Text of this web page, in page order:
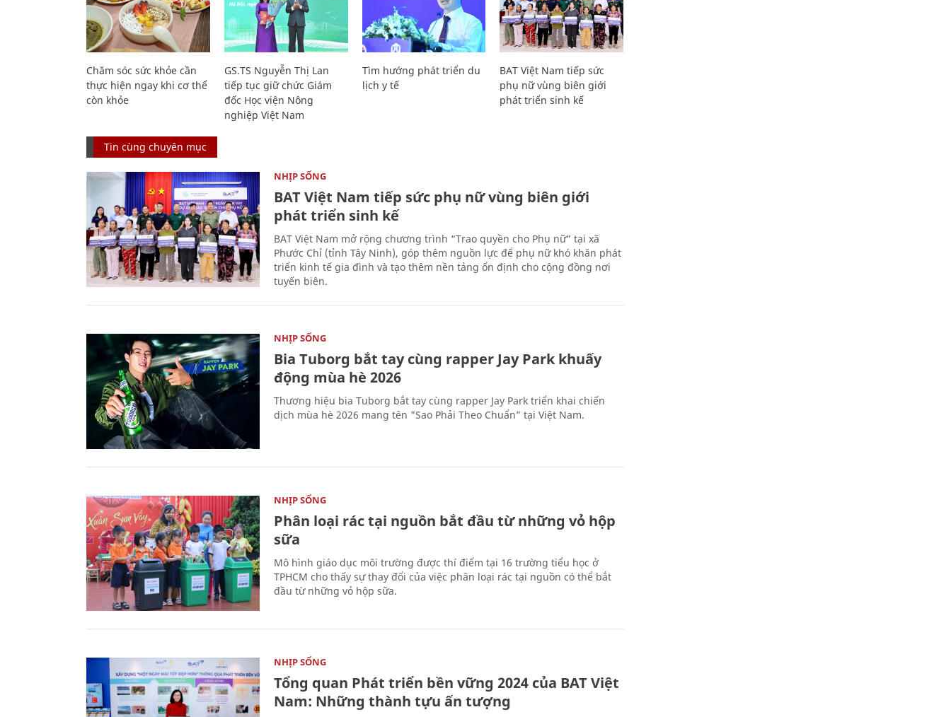
Chăm sóc sức khỏe cần
thực hiện ngay khi cơ thể
còn khỏe
GS.TS Nguyễn Thị Lan
tiếp tục giữ chức Giám
đốc Học viện Nông
nghiệp Việt Nam
Tìm hướng phát triển du
lịch y tế
BAT Việt Nam tiếp sức
phụ nữ vùng biên giới
phát triển sinh kế
Tin cùng chuyên mục
NHỊP SỐNG
BAT Việt Nam tiếp sức phụ nữ vùng biên giới
phát triển sinh kế
BAT Việt Nam mở rộng chương trình “Trao quyền cho Phụ nữ” tại xã
Phước Chỉ (tỉnh Tây Ninh), góp thêm nguồn lực để phụ nữ khó khăn phát
triển kinh tế gia đình và tạo thêm nền tảng ổn định cho cộng đồng nơi
tuyến biên.
NHỊP SỐNG
Bia Tuborg bắt tay cùng rapper Jay Park khuấy
động mùa hè 2026
Thương hiệu bia Tuborg bắt tay cùng rapper Jay Park triển khai chiến
dịch mùa hè 2026 mang tên "Sao Phải Theo Chuẩn” tại Việt Nam.
NHỊP SỐNG
Phân loại rác tại nguồn bắt đầu từ những vỏ hộp
sữa
Mô hình giáo dục môi trường được thí điểm tại 16 trường tiểu học ở
TPHCM cho thấy sự thay đổi của việc phân loại rác tại nguồn có thể bắt
đầu từ những vỏ hộp sữa.
NHỊP SỐNG
Tổng quan Phát triển bền vững 2024 của BAT Việt
Nam: Những thành tựu ấn tượng